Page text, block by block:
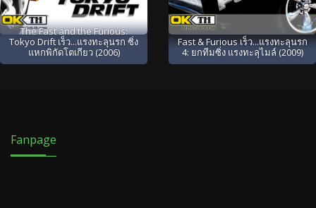
The Fast and the Furious:
Tokyo Drift เร็ว...แรงทะลุนรก ซิ่ง
แหกพิกัดโตเกียว (2006)
Fast & Furious เร็ว...แรงทะลุนรก
4: ยกทีมซิ่ง แรงทะลุไมล์ (2009)
Fanpage